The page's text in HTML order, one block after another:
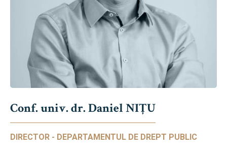
Conf. univ. dr. Daniel NIŢU
DIRECTOR - DEPARTAMENTUL DE DREPT PUBLIC